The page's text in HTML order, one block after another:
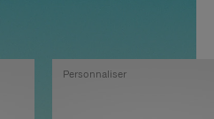
Personnaliser